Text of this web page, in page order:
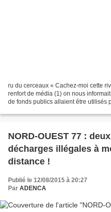
ru du cerceaux « Cachez-moi cette
renfort de média (1) on nous
de fonds publics allaient être utilisés
NORD-OUEST 77 :
décharges illégales à
distance !
Publié le 12/08/2015 à 20:27
Par ADENCA